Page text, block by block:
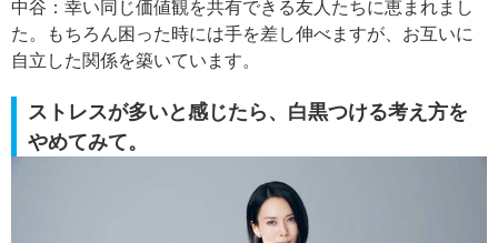
中谷：幸い同じ価値観を共有できる友人たちに恵まれまし
た。もちろん困った時には手を差し伸べますが、お互いに
自立した関係を築いています。
ストレスが多いと感じたら、白黒つける考え方を
やめてみて。